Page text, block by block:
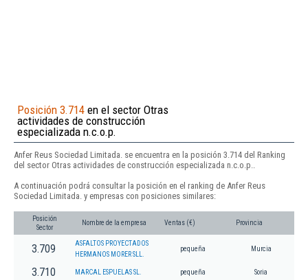
Posición 3.714 en el sector Otras
actividades de construcción
especializada n.c.o.p.
Anfer Reus Sociedad Limitada. se encuentra en la posición 3.714 del Ranking
del sector Otras actividades de construcción especializada n.c.o.p..
A continuación podrá consultar la posición en el ranking de Anfer Reus
Sociedad Limitada. y empresas con posiciones similares:
Posición
Sector
Nombre de la empresa Ventas (€) Provincia
3.709
ASFALTOS PROYECTADOS
HERMANOS MORER SLL.
pequeña Murcia
3.710 MARCAL ESPUELAS SL. pequeña Soria